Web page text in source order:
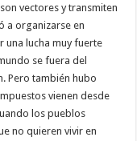
vectores y transmiten
a organizarse en
una lucha muy fuerte
se fuera del
Pero también hubo
vienen desde
los pueblos
no quieren vivir en